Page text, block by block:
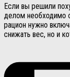
Если вы решили
делом необходимо
рацион нужно
снижать вес, но и